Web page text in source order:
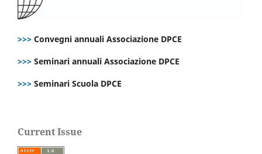
>>> Convegni annuali Associazione DPCE
>>> Seminari annuali Associazione DPCE
>>> Seminari Scuola DPCE
Current Issue